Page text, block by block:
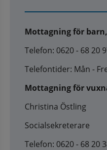
Mottagning för
Telefon: 0620 - 68 20
Telefontider: Mån -
Mottagning för
Christina Östling
Socialsekreterare
Telefon: 0620 - 68 20